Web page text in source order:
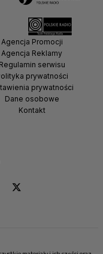
Agencja Promocji
Agencja Reklamy
Regulamin serwisu
prywatności
prywatności
Dane osobowe
Kontakt